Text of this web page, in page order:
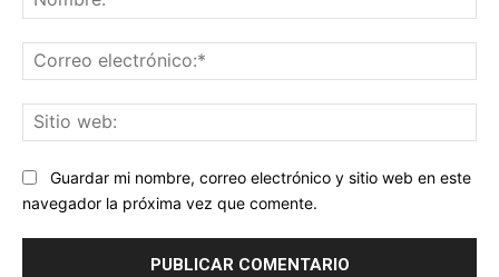
Guardar mi nombre, correo electrónico y sitio web en este
navegador la próxima vez que comente.